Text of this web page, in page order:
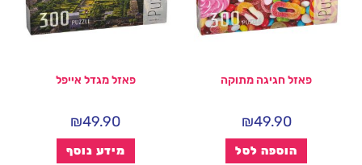
פאזל חגיגה מתוקה
₪49.90
הוספה לסל
פאזל מגדל אייפל
₪49.90
מידע נוסף